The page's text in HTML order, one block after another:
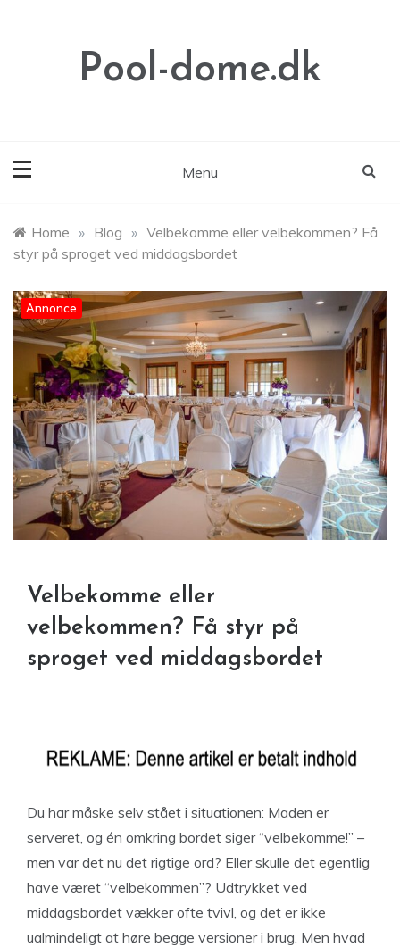
Pool-dome.dk
Menu
Home » Blog » Velbekomme eller velbekommen? Få
styr på sproget ved middagsbordet
Annonce
Velbekomme eller
velbekommen? Få styr på
sproget ved middagsbordet
Du har måske selv stået i situationen: Maden er
serveret, og én omkring bordet siger “velbekomme!” –
men var det nu det rigtige ord? Eller skulle det egentlig
have været “velbekommen”? Udtrykket ved
middagsbordet vækker ofte tvivl, og det er ikke
ualmindeligt at høre begge versioner i brug. Men hvad